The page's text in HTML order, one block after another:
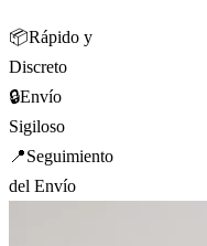
📦Rápido y
Discreto
🔒Envío
Sigiloso
📍Seguimiento
del Envío